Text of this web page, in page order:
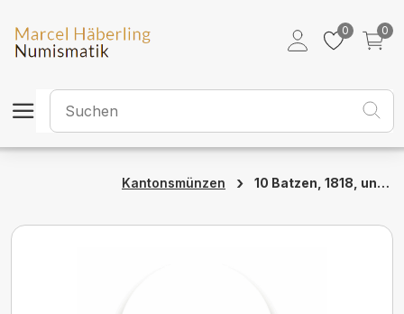
0
0
Kantonsmünzen › 10 Batzen, 1818, unz/stgl, Aargau